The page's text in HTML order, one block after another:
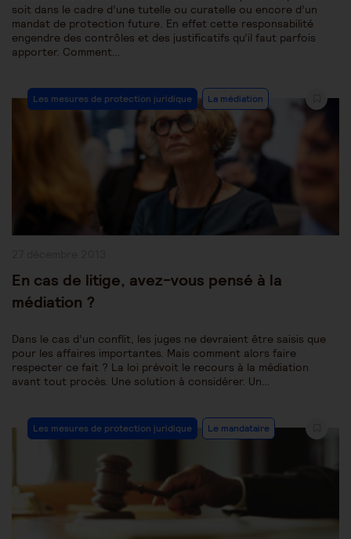
soit dans le cadre d’une tutelle ou curatelle ou encore d’un
mandat de protection future. En effet cette responsabilité
engendre des contrôles et des justificatifs qu’il faut parfois
apporter. Comment…
Post
Category:
Les mesures de protection juridique La médiation
En cas de litige, avez-vous pensé à la
médiation ?
Dans le cas d’un conflit, les juges ne devraient être saisis que
pour les affaires importantes. Mais comment alors faire
respecter ce fait ? La loi prévoit le recours à la médiation
avant tout procès. Une solution à considérer. Un…
Post
Category:
Les mesures de protection juridique Le mandataire